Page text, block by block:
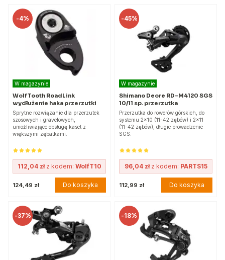
-4%
W magazynie
Wolf Tooth RoadLink
wydłużenie haka przerzutki
Sprytne rozwiązanie dla przerzutek
szosowych i gravelowych,
umożliwiające obsługę kaset z
większymi zębatkami.
112,04 złz kodem: WolfT10
124,49 zł Do koszyka
-45%
W magazynie
Shimano Deore RD-M4120 SGS
10/11 sp. przerzutka
Przerzutka do rowerów górskich, do
systemu 2x10 (11-42 zębów) i 2x11
(11-42 zębów), długie prowadzenie
SGS.
96,04 złz kodem: PARTS15
112,99 zł Do koszyka
-37% -18%